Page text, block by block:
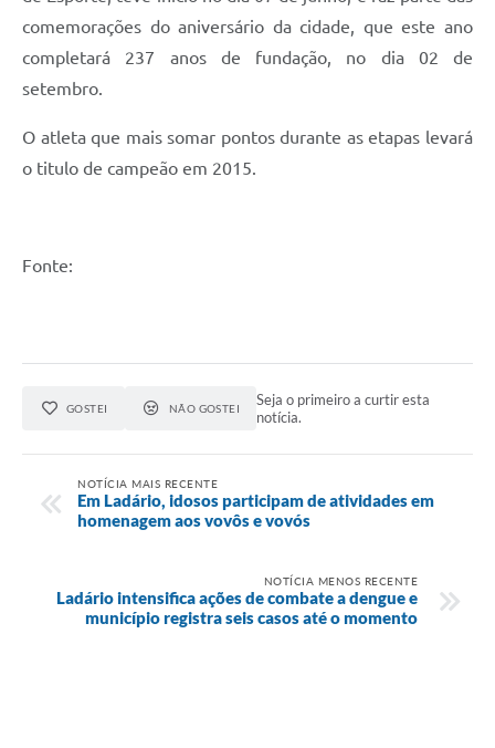
comemorações do aniversário da cidade, que este ano
completará 237 anos de fundação, no dia 02 de
setembro.
O atleta que mais somar pontos durante as etapas levará
o titulo de campeão em 2015.
Fonte:
GOSTEI NÃO GOSTEI
Seja o primeiro a curtir esta
notícia.
NOTÍCIA MAIS RECENTE
Em Ladário, idosos participam de atividades em
homenagem aos vovôs e vovós
NOTÍCIA MENOS RECENTE
Ladário intensifica ações de combate a dengue e
município registra seis casos até o momento